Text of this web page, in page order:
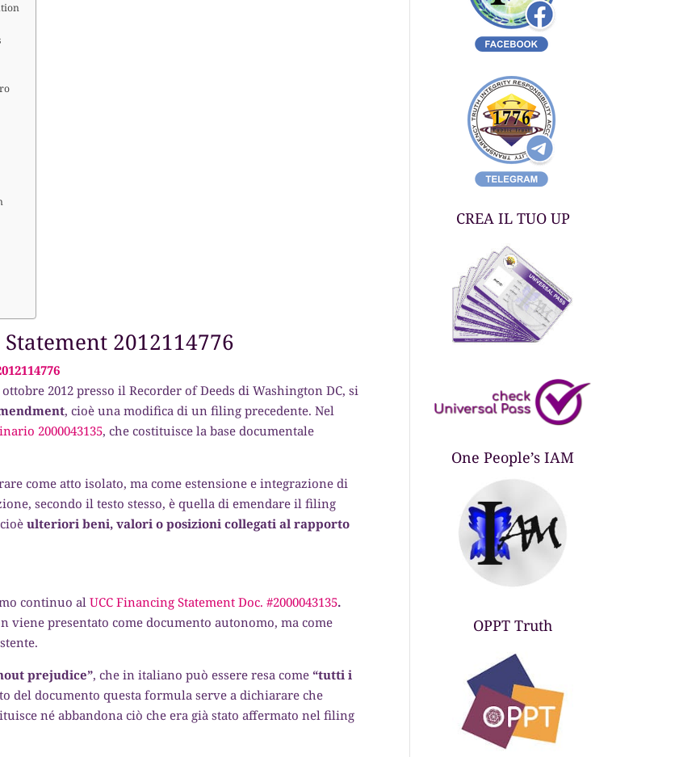
2012114776
2012 presso il Recorder of Deeds di Washington DC, si
, cioè una modifica di un filing precedente. Nel
2000043135, che costituisce la base documentale
come atto isolato, ma come estensione e integrazione di
secondo il testo stesso, è quella di emendare il filing
cioèulteriori beni, valori o posizioni collegati al rapporto
continuo alUCC Financing Statement Doc. #2000043135.
viene presentato come documento autonomo, ma come
prejudice”, che in italiano può essere resa come“tutti i
del documento questa formula serve a dichiarare che
né abbandona ciò che era già stato affermato nel filing
CREA IL TUO UP
One People’s IAM
OPPT Truth